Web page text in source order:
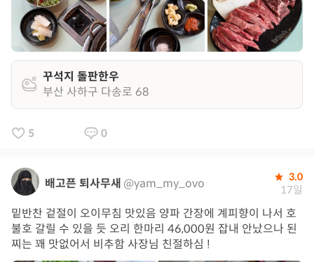
꾸석지 돌판한우
부산 사하구 다송로 68
5 0
배고픈 퇴사무새 @yam_my_ovo 3.0
17일
밑반찬 겉절이 오이무침 맛있음 양파 간장에 계피향이 나서 호
불호 갈릴 수 있을 듯 오리 한마리 46,000원 잡내 안났으나 된
찌는 꽤 맛없어서 비추함 사장님 친절하심 !